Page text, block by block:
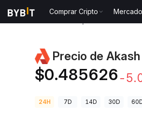
Comprar Cripto
Precio de
$0.485626 -
24H 7D 14D 30D